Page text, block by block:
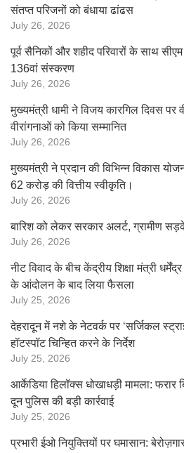
संतप्त परिजनों को बंधाया ढांढस
July 26, 2026
पूर्व सैनिकों और शहीद परिवारों के साथ
136वां संस्करण
July 26, 2026
मुख्यमंत्री धामी ने विजय कारगिल दिवस पर
वीरांगनाओं को किया सम्मानित
July 26, 2026
मुख्यमंत्री ने प्रदान की विभिन्न विकास
62 करोड़ की वित्तीय स्वीकृति।
July 26, 2026
बारिश को लेकर सरकार अलर्ट, ग्रामीण
July 26, 2026
नीट विवाद के बीच केंद्रीय शिक्षा मंत्री
के आंदोलन के बाद लिया फैसला
July 25, 2026
देहरादून में नशे के नेटवर्क पर ‘सर्जिकल
हॉटस्पॉट चिन्हित करने के निर्देश
July 25, 2026
आर्केडिया हिलॉक्स धोखाधड़ी मामला: फरार
दून पुलिस की बड़ी कार्रवाई
July 25, 2026
प्रभारी ईओ नियुक्तियों पर घमासान: